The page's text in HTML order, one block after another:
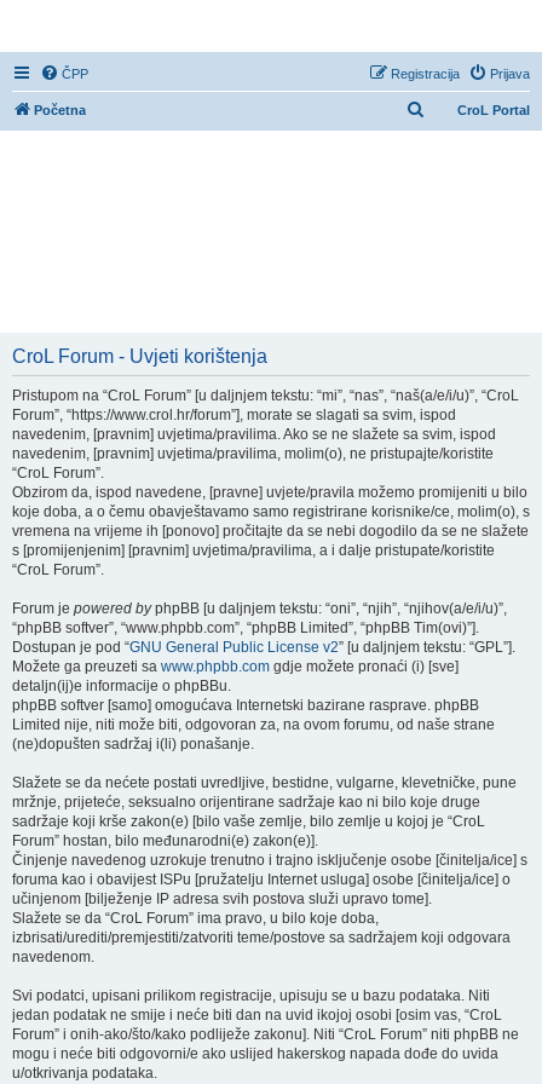
ČPP Prijava
Registracija
CroL Portal
Početna
CroL Forum - Uvjeti korištenja
Pristupom na “CroL Forum” [u daljnjem tekstu: “mi”, “nas”, “naš(a/e/i/u)”, “CroL
Forum”, “https://www.crol.hr/forum”], morate se slagati sa svim, ispod
navedenim, [pravnim] uvjetima/pravilima. Ako se ne slažete sa svim, ispod
navedenim, [pravnim] uvjetima/pravilima, molim(o), ne pristupajte/koristite
“CroL Forum”.
Obzirom da, ispod navedene, [pravne] uvjete/pravila možemo promijeniti u bilo
koje doba, a o čemu obavještavamo samo registrirane korisnike/ce, molim(o), s
vremena na vrijeme ih [ponovo] pročitajte da se nebi dogodilo da se ne slažete
s [promijenjenim] [pravnim] uvjetima/pravilima, a i dalje pristupate/koristite
“CroL Forum”.
Forum je powered byphpBB [u daljnjem tekstu: “oni”, “njih”, “njihov(a/e/i/u)”,
“phpBB softver”, “www.phpbb.com”, “phpBB Limited”, “phpBB Tim(ovi)”].
Dostupan je pod “GNU General Public License v2” [u daljnjem tekstu: “GPL”].
Možete ga preuzeti sa www.phpbb.com gdje možete pronaći (i) [sve]
detaljn(ij)e informacije o phpBBu.
phpBB softver [samo] omogućava Internetski bazirane rasprave. phpBB
Limited nije, niti može biti, odgovoran za, na ovom forumu, od naše strane
(ne)dopušten sadržaj i(li) ponašanje.
Slažete se da nećete postati uvredljive, bestidne, vulgarne, klevetničke, pune
mržnje, prijeteće, seksualno orijentirane sadržaje kao ni bilo koje druge
sadržaje koji krše zakon(e) [bilo vaše zemlje, bilo zemlje u kojoj je “CroL
Forum” hostan, bilo međunarodni(e) zakon(e)].
Činjenje navedenog uzrokuje trenutno i trajno isključenje osobe [činitelja/ice] s
foruma kao i obavijest ISPu [pružatelju Internet usluga] osobe [činitelja/ice] o
učinjenom [bilježenje IP adresa svih postova služi upravo tome].
Slažete se da “CroL Forum” ima pravo, u bilo koje doba,
izbrisati/urediti/premjestiti/zatvoriti teme/postove sa sadržajem koji odgovara
navedenom.
Svi podatci, upisani prilikom registracije, upisuju se u bazu podataka. Niti
jedan podatak ne smije i neće biti dan na uvid ikojoj osobi [osim vas, “CroL
Forum” i onih-ako/što/kako podliježe zakonu]. Niti “CroL Forum” niti phpBB ne
mogu i neće biti odgovorni/e ako uslijed hakerskog napada dođe do uvida
u/otkrivanja podataka.